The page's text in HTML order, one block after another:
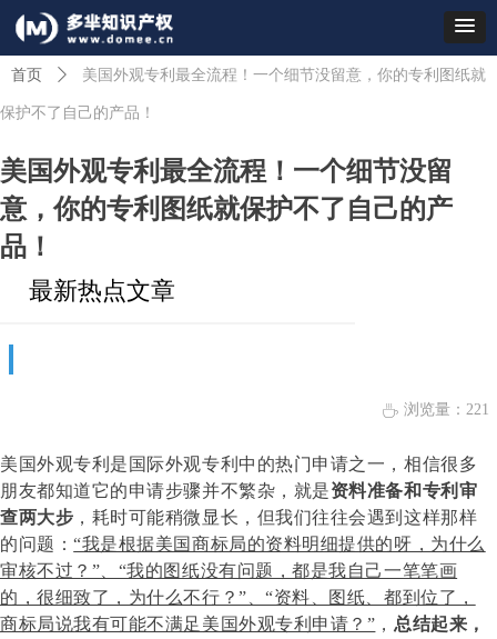
美国外观专利最全流程！一个细节没留
意，你的专利图纸就保护不了自己的产
品！
首页 ꄲ 美国外观专利最全流程！一个细节没留意，你的专利图纸就
保护不了自己的产品！
美国外观专利是国际外观专利中的热门申请之一，相信很多
朋友都知道它的申请步骤并不繁杂，就是资料准备和专利审
查两大步 ，耗时可能稍微显长，但我们往往会遇到这样那样
的问题：“我是根据美国商标局的资料明细提供的呀，为什么
审核不过？”、“我的图纸没有问题，都是我自己一笔笔画
的，很细致了，为什么不行？”、“资料、图纸、都到位了，
商标局说我有可能不满足美国外观专利申请？” ， 总结起来，
ꄘ 浏览量： 221
最新热点文章